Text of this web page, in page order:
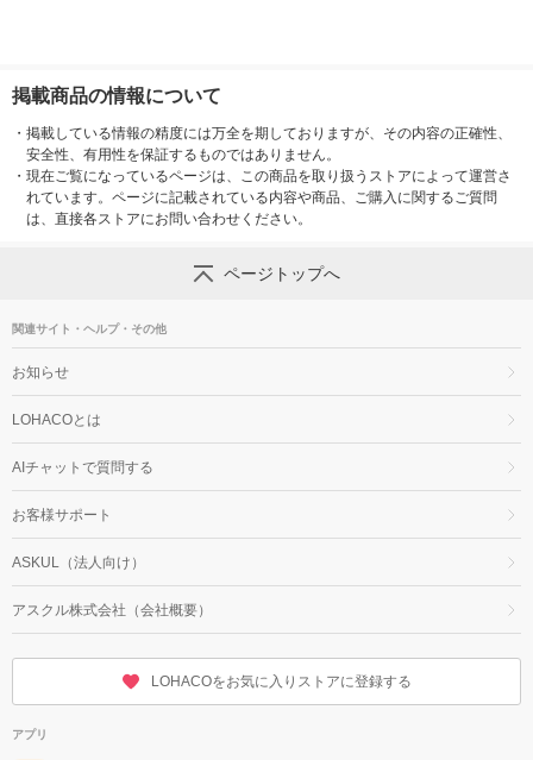
掲載商品の情報について
・ 掲載している情報の精度には万全を期しておりますが、その内容の正確性、
安全性、有用性を保証するものではありません。
・ 現在ご覧になっているページは、この商品を取り扱うストアによって運営さ
れています。ページに記載されている内容や商品、ご購入に関するご質問
は、直接各ストアにお問い合わせください。
ページトップへ
関連サイト・ヘルプ・その他
お知らせ
LOHACOとは
AIチャットで質問する
お客様サポート
ASKUL（法人向け）
アスクル株式会社（会社概要）
LOHACOをお気に入りストアに登録する
アプリ